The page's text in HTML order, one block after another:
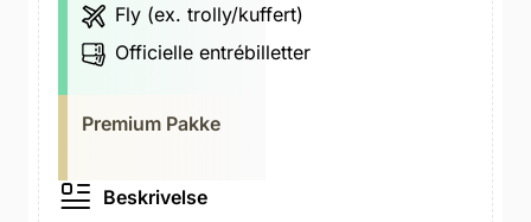
Fly (ex. trolly/kuffert)
Officielle entrébilletter
Premium Pakke
Beskrivelse